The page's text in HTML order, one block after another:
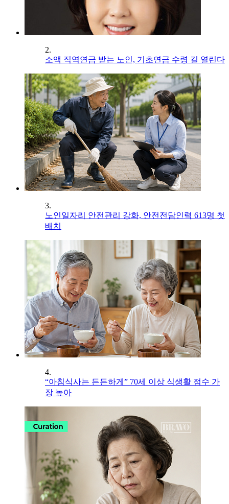
2.
소액 직역연금 받는 노인, 기초연금 수령 길 열린다
3.
노인일자리 안전관리 강화, 안전전담인력 613명 첫
배치
4.
“아침식사는 든든하게” 70세 이상 식생활 점수 가
장 높아